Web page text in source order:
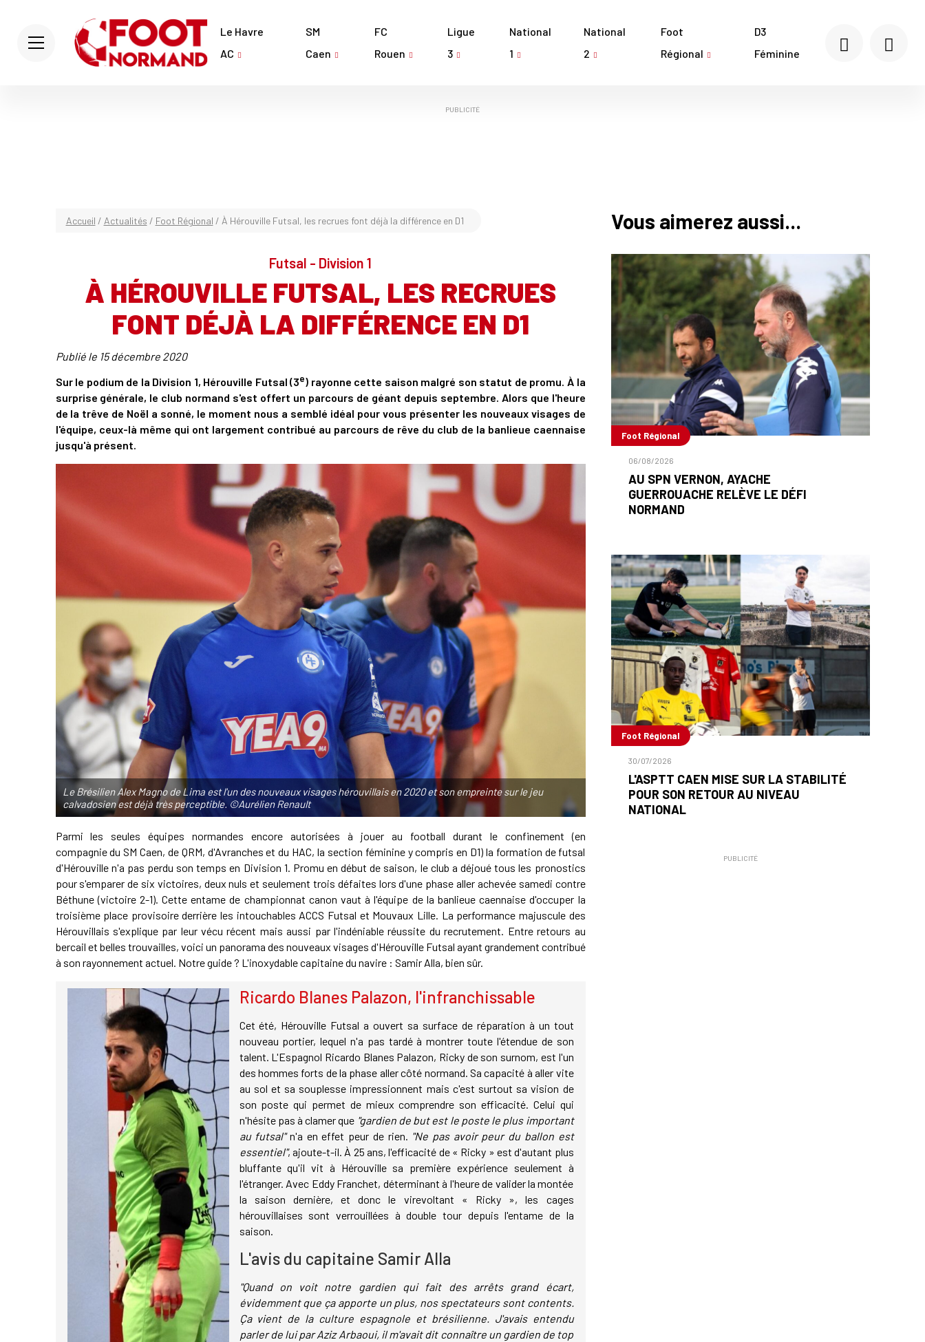
Le Havre
AC
SM
Caen
FC
Rouen
Ligue
3
National
1
National
2
Foot
Régional
D3
Féminine
PUBLICITÉ
Accueil / Actualités / Foot Régional / À Hérouville Futsal, les recrues font déjà la différence en D1
Futsal - Division 1
À HÉROUVILLE FUTSAL, LES RECRUES
FONT DÉJÀ LA DIFFÉRENCE EN D1
Publié le 15 décembre 2020
Sur le podium de la Division 1, Hérouville Futsal (3e) rayonne cette saison malgré son statut de promu. À la
surprise générale, le club normand s'est offert un parcours de géant depuis septembre. Alors que l'heure
de la trêve de Noël a sonné, le moment nous a semblé idéal pour vous présenter les nouveaux visages de
l'équipe, ceux-là même qui ont largement contribué au parcours de rêve du club de la banlieue caennaise
jusqu'à présent.
Le Brésilien Alex Magno de Lima est l'un des nouveaux visages hérouvillais en 2020 et son empreinte sur le jeu
calvadosien est déjà très perceptible. ©Aurélien Renault
Parmi les seules équipes normandes encore autorisées à jouer au football durant le confinement (en
compagnie du SM Caen, de QRM, d'Avranches et du HAC, la section féminine y compris en D1) la formation de futsal
d'Hérouville n'a pas perdu son temps en Division 1. Promu en début de saison, le club a déjoué tous les pronostics
pour s'emparer de six victoires, deux nuls et seulement trois défaites lors d'une phase aller achevée samedi contre
Béthune (victoire 2-1). Cette entame de championnat canon vaut à l'équipe de la banlieue caennaise d'occuper la
troisième place provisoire derrière les intouchables ACCS Futsal et Mouvaux Lille. La performance majuscule des
Hérouvillais s'explique par leur vécu récent mais aussi par l'indéniable réussite du recrutement. Entre retours au
bercail et belles trouvailles, voici un panorama des nouveaux visages d'Hérouville Futsal ayant grandement contribué
à son rayonnement actuel. Notre guide ? L'inoxydable capitaine du navire : Samir Alla, bien sûr.
Ricardo Blanes Palazon, l'infranchissable
Cet été, Hérouville Futsal a ouvert sa surface de réparation à un tout
nouveau portier, lequel n'a pas tardé à montrer toute l'étendue de son
talent. L'Espagnol Ricardo Blanes Palazon, Ricky de son surnom, est l'un
des hommes forts de la phase aller côté normand. Sa capacité à aller vite
au sol et sa souplesse impressionnent mais c'est surtout sa vision de
son poste qui permet de mieux comprendre son efficacité. Celui qui
n'hésite pas à clamer que "gardien de but est le poste le plus important
au futsal"n'a en effet peur de rien. "Ne pas avoir peur du ballon est
essentiel", ajoute-t-il. À 25 ans, l'efficacité de « Ricky » est d'autant plus
bluffante qu'il vit à Hérouville sa première expérience seulement à
l'étranger. Avec Eddy Franchet, déterminant à l'heure de valider la montée
la saison dernière, et donc le virevoltant « Ricky », les cages
hérouvillaises sont verrouillées à double tour depuis l'entame de la
saison.
L'avis du capitaine Samir Alla
"Quand on voit notre gardien qui fait des arrêts grand écart,
évidemment que ça apporte un plus, nos spectateurs sont contents.
Ça vient de la culture espagnole et brésilienne. J'avais entendu
parler de lui par Aziz Arbaoui, il m'avait dit connaître un gardien de top
Vous aimerez aussi...
Foot Régional
06/08/2026
AU SPN VERNON, AYACHE
GUERROUACHE RELÈVE LE DÉFI
NORMAND
Foot Régional
30/07/2026
L'ASPTT CAEN MISE SUR LA STABILITÉ
POUR SON RETOUR AU NIVEAU
NATIONAL
PUBLICITÉ